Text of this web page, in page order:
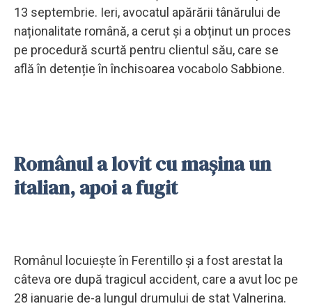
13 septembrie. Ieri, avocatul apărării tânărului de
naționalitate română, a cerut și a obținut un proces
pe procedură scurtă pentru clientul său, care se
află în detenție în închisoarea vocabolo Sabbione.
Românul a lovit cu mașina un
italian, apoi a fugit
Românul locuiește în Ferentillo și a fost arestat la
câteva ore după tragicul accident, care a avut loc pe
28 ianuarie de-a lungul drumului de stat Valnerina.